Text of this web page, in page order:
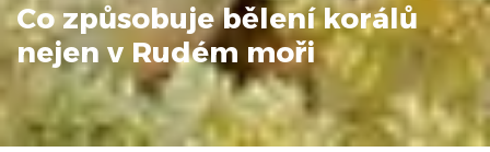
Co způsobuje bělení korálů
nejen v Rudém moři